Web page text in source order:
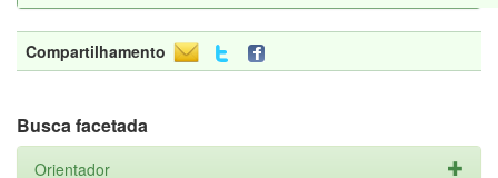
Compartilhamento
Busca facetada
Orientador